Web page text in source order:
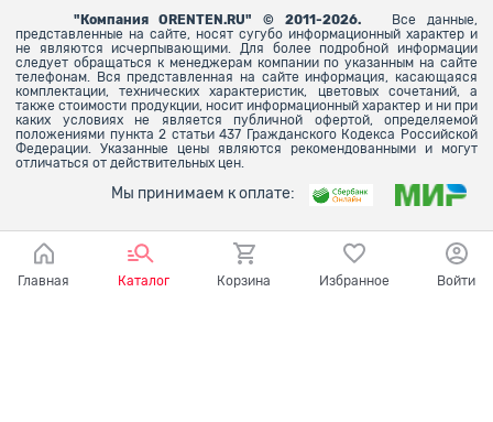
" Компания ORENTEN.RU" © 2011-2026.
Все данные,
представленные на сайте, носят сугубо информационный характер и
не являются исчерпывающими. Для более подробной информации
следует обращаться к менеджерам компании по указанным на сайте
телефонам. Вся представленная на сайте информация, касающаяся
комплектации, технических характеристик, цветовых сочетаний, а
также стоимости продукции, носит информационный характер и ни при
каких условиях не является публичной офертой, определяемой
положениями пункта 2 статьи 437 Гражданского Кодекса Российской
Федерации. Указанные цены являются рекомендованными и могут
отличаться от действительных цен.
Мы принимаем к оплате:
Главная Каталог Корзина Избранное Войти